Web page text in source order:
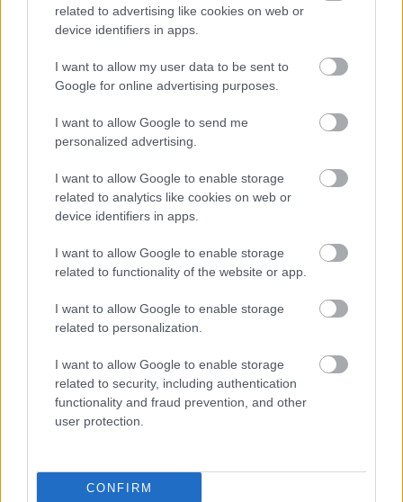
related to advertising like cookies on web or
device identifiers in apps.
I want to allow my user data to be sent to
Google for online advertising purposes.
I want to allow Google to send me
personalized advertising.
I want to allow Google to enable storage
related to analytics like cookies on web or
device identifiers in apps.
I want to allow Google to enable storage
related to functionality of the website or app.
I want to allow Google to enable storage
related to personalization.
I want to allow Google to enable storage
related to security, including authentication
functionality and fraud prevention, and other
user protection.
CONFIRM
Ειδήσεις υγείας σήμερα
Διευθέτηση των αποζημιώσεων των
Στρατιωτικών Ιατρών μετά από αίτημα του ΙΣΑ
Διαταραχή μετατραυματικού στρες: Ουσία της
Δήμος Κασσάνδρας: Αίρεται η απαγόρευση για τη
χρήση του νερού στη Σίβηρη
Έρευνα
Προσθέστε το iatronet.gr στο Discover